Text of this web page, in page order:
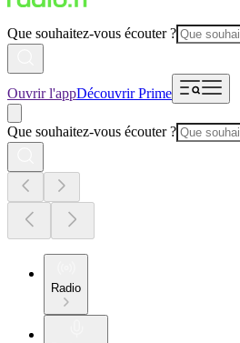
Que souhaitez-vous écouter ?
Ouvrir l'appDécouvrir Prime
Que souhaitez-vous écouter ?
Radio